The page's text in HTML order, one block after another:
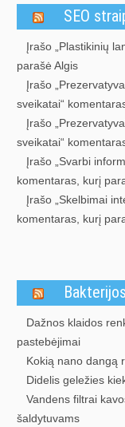
SEO
Įrašo „Plastikinių
parašė Algis
Įrašo
sveikatai“
Įrašo
sveikatai“
Įrašo „Svarbi
komentaras, kurį
Įrašo „Skelbimai
komentaras, kurį
Dažnos klaidos
pastebėjimai
Kokią nano dangą
Didelis geležies
Vandens filtrai
šaldytuvams